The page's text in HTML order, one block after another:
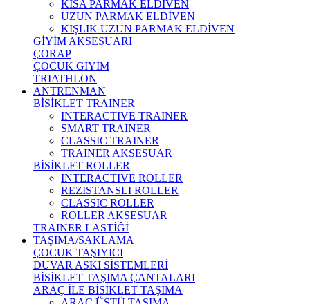
KISA PARMAK ELDİVEN
UZUN PARMAK ELDİVEN
KIŞLIK UZUN PARMAK ELDİVEN
GİYİM AKSESUARI
ÇORAP
ÇOCUK GİYİM
TRIATHLON
ANTRENMAN
BİSİKLET TRAINER
INTERACTIVE TRAINER
SMART TRAINER
CLASSIC TRAINER
TRAINER AKSESUAR
BİSİKLET ROLLER
INTERACTIVE ROLLER
REZISTANSLI ROLLER
CLASSIC ROLLER
ROLLER AKSESUAR
TRAINER LASTİĞİ
TAŞIMA/SAKLAMA
ÇOCUK TAŞIYICI
DUVAR ASKI SİSTEMLERİ
BİSİKLET TAŞIMA ÇANTALARI
ARAÇ İLE BİSİKLET TAŞIMA